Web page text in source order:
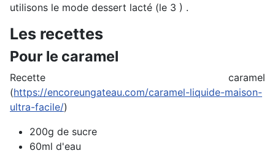
utilisons le mode dessert lacté (le 3 ) .
Les recettes
Pour le caramel
Recette caramel
(https://encoreungateau.com/caramel-liquide-maison-
ultra-facile/)
200g de sucre
60ml d'eau